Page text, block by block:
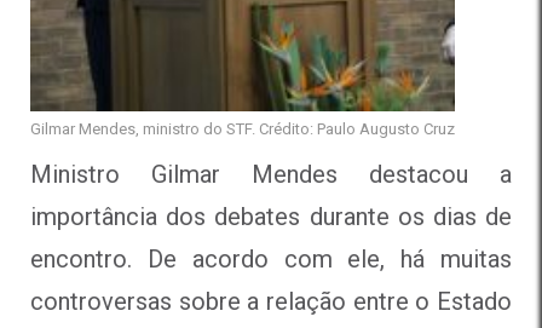
Gilmar Mendes, ministro do STF. Crédito: Paulo Augusto Cruz
Ministro Gilmar Mendes destacou a
importância dos debates durante os dias de
encontro. De acordo com ele, há muitas
controversas sobre a relação entre o Estado